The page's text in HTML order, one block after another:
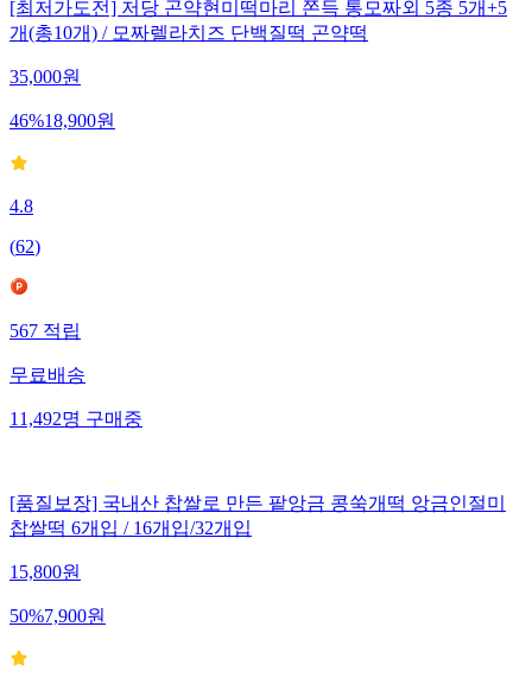
[최저가도전] 저당 곤약현미떡마리 쫀득 통모짜외 5종 5개+5
개(총10개) / 모짜렐라치즈 단백질떡 곤약떡
35,000원
46%18,900원
4.8
(62)
567적립
무료배송
11,492명구매중
[품질보장] 국내산 찹쌀로 만든 팥앙금 콩쑥개떡 앙금인절미
찹쌀떡 6개입 / 16개입/32개입
15,800원
50%7,900원